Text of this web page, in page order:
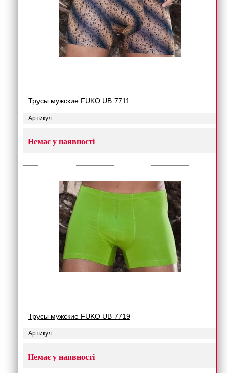
Трусы мужские FUKO UB 7711
Артикул:
Немає у наявності
Трусы мужские FUKO UB 7719
Артикул:
Немає у наявності